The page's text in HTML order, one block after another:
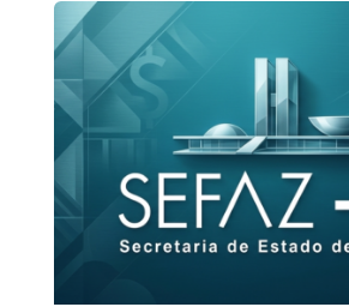
SALVADOR
(GCM
SALVADOR):
CONFIRMADO
PARA
SETEMBRO!